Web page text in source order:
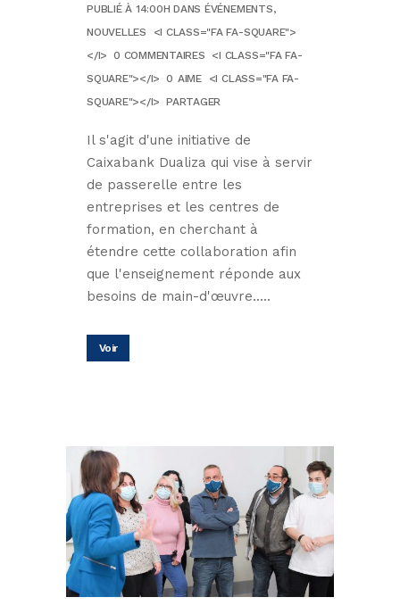
PUBLIÉ À 14:00H DANS ÉVÉNEMENTS,
NOUVELLES
<I CLASS="FA FA-SQUARE">
</I> 0 COMMENTAIRES
<I CLASS="FA FA-
SQUARE"></I> 0 AIME
<I CLASS="FA FA-
SQUARE"></I> PARTAGER
Il s'agit d'une initiative de
Caixabank Dualiza qui vise à servir
de passerelle entre les
entreprises et les centres de
formation, en cherchant à
étendre cette collaboration afin
que l'enseignement réponde aux
besoins de main-d'œuvre.....
Voir